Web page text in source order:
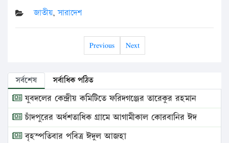
জাতীয়,সারাদেশ
Previous Next
সর্বশেষ সর্বাধিক পঠিত
যুবদলের কেন্দ্রীয় কমিটিতে ফরিদগঞ্জের তারেকুর রহমান
চাঁদপুরের অর্ধশতাধিক গ্রামে আগামীকাল কোরবানির ঈদ
বৃহস্পতিবার পবিত্র ঈদুল আজহা